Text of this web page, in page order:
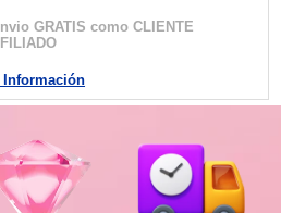
GRATIS como CLIENTE
Información